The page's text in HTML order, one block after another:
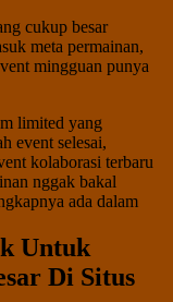
cukup besar
meta permainan,
mingguan punya
limited yang
event selesai,
kolaborasi terbaru
nggak bakal
ada dalam
Untuk
Di Situs